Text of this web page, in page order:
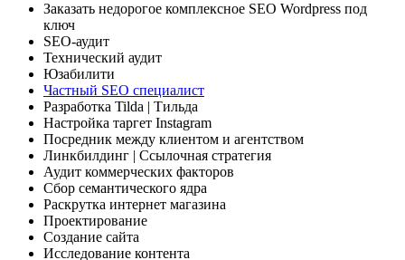
Заказать недорогое комплексное SEO Wordpress под
ключ
SEO-аудит
Технический аудит
Юзабилити
Частный SEO специалист
Разработка Tilda | Тильда
Настройка таргет Instagram
Посредник между клиентом и агентством
Линкбилдинг | Ссылочная стратегия
Аудит коммерческих факторов
Сбор семантического ядра
Раскрутка интернет магазина
Проектирование
Создание сайта
Исследование контента